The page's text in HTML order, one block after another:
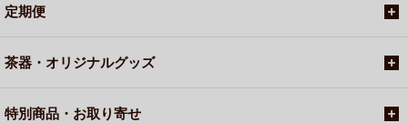
定期便
茶器・オリジナルグッズ
特別商品・お取り寄せ